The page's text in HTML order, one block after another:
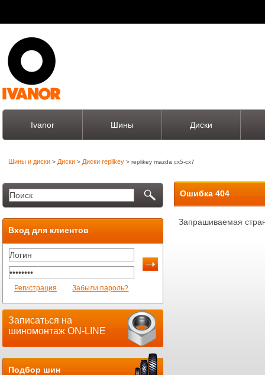
Ivanor Шины Диски
Шины и диски > Диски > Диски replikey > replikey mazda cx5-cx7
Вход для клиентов
Регистрация Забыли пароль?
Записаться на
шиномонтаж ON-LINE
Подбор шин
Ошибка 404
Запрашиваемая